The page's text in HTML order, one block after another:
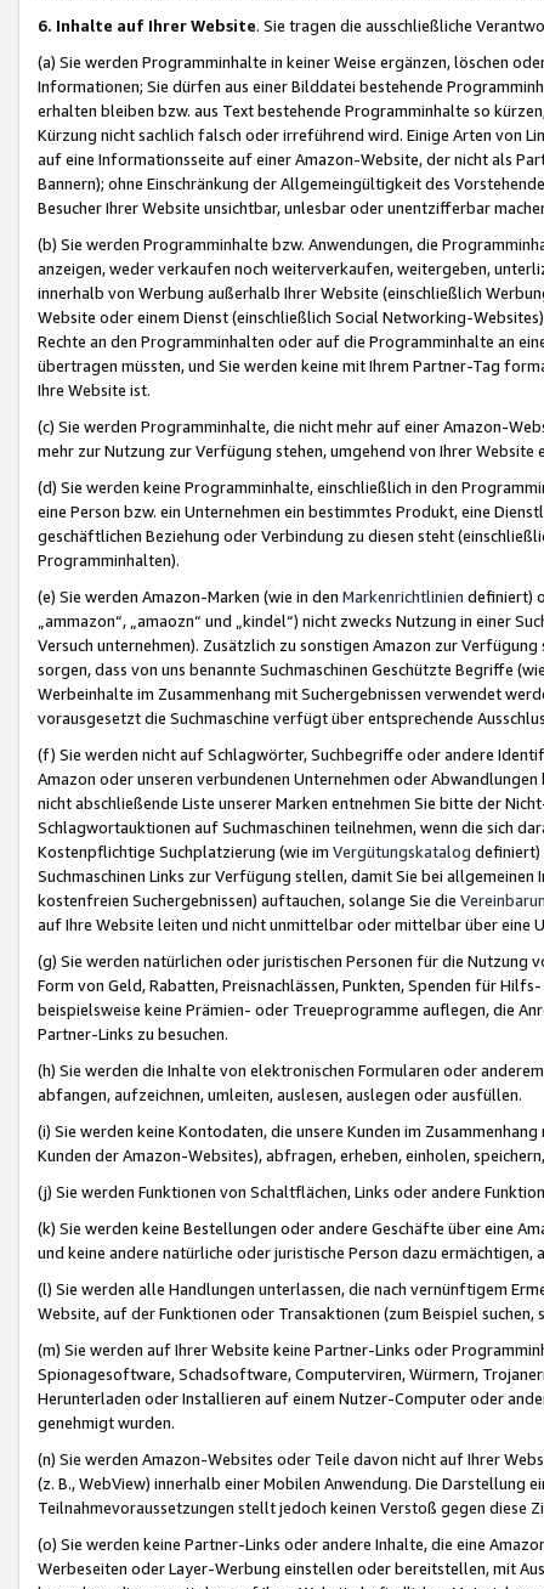
6. Inhalte auf Ihrer Website. Sie tragen die ausschließliche
(a) Sie werden Programminhalte in keiner Weise ergänzen, löschen
Informationen; Sie dürfen aus einer Bilddatei bestehende
erhalten bleiben bzw. aus Text bestehende Programminhalte so
Kürzung nicht sachlich falsch oder irreführend wird. Einige Arten von
auf eine Informationsseite auf einer Amazon-Website, der nicht als
Bannern); ohne Einschränkung der Allgemeingültigkeit des
Besucher Ihrer Website unsichtbar, unlesbar oder unentzifferbar
(b) Sie werden Programminhalte bzw. Anwendungen, die
anzeigen, weder verkaufen noch weiterverkaufen, weitergeben,
innerhalb von Werbung außerhalb Ihrer Website (einschließlich
Website oder einem Dienst (einschließlich Social Networking-
Rechte an den Programminhalten oder auf die Programminhalte an
übertragen müssten, und Sie werden keine mit Ihrem Partner-Tag
Ihre Website ist.
(c) Sie werden Programminhalte, die nicht mehr auf einer Amazon-
mehr zur Nutzung zur Verfügung stehen, umgehend von Ihrer
(d) Sie werden keine Programminhalte, einschließlich in den
eine Person bzw. ein Unternehmen ein bestimmtes Produkt, eine
geschäftlichen Beziehung oder Verbindung zu diesen steht
Programminhalten).
(e) Sie werden Amazon-Marken (wie in den Markenrichtlinien definiert)
„ammazon“, „amaozn“ und „kindel“) nicht zwecks Nutzung in einer
Versuch unternehmen). Zusätzlich zu sonstigen Amazon zur
sorgen, dass von uns benannte Suchmaschinen Geschützte Begriffe
Werbeinhalte im Zusammenhang mit Suchergebnissen verwendet
vorausgesetzt die Suchmaschine verfügt über entsprechende
(f) Sie werden nicht auf Schlagwörter, Suchbegriffe oder andere
Amazon oder unseren verbundenen Unternehmen oder
nicht abschließende Liste unserer Marken entnehmen Sie bitte der
Schlagwortauktionen auf Suchmaschinen teilnehmen, wenn die sich
Kostenpflichtige Suchplatzierung (wie im Vergütungskatalog definiert)
Suchmaschinen Links zur Verfügung stellen, damit Sie bei
kostenfreien Suchergebnissen) auftauchen, solange Sie die
auf Ihre Website leiten und nicht unmittelbar oder mittelbar über eine
(g) Sie werden natürlichen oder juristischen Personen für die Nutzung
Form von Geld, Rabatten, Preisnachlässen, Punkten, Spenden für
beispielsweise keine Prämien- oder Treueprogramme auflegen, die
Partner-Links zu besuchen.
(h) Sie werden die Inhalte von elektronischen Formularen oder
abfangen, aufzeichnen, umleiten, auslesen, auslegen oder ausfüllen.
(i) Sie werden keine Kontodaten, die unsere Kunden im
Kunden der Amazon-Websites), abfragen, erheben, einholen,
(j) Sie werden Funktionen von Schaltflächen, Links oder andere
(k) Sie werden keine Bestellungen oder andere Geschäfte über eine
und keine andere natürliche oder juristische Person dazu
(l) Sie werden alle Handlungen unterlassen, die nach vernünftigem
Website, auf der Funktionen oder Transaktionen (zum Beispiel
(m) Sie werden auf Ihrer Website keine Partner-Links oder
Spionagesoftware, Schadsoftware, Computerviren, Würmern,
Herunterladen oder Installieren auf einem Nutzer-Computer oder
genehmigt wurden.
(n) Sie werden Amazon-Websites oder Teile davon nicht auf Ihrer
(z. B., WebView) innerhalb einer Mobilen Anwendung. Die Darstellung
Teilnahmevoraussetzungen stellt jedoch keinen Verstoß gegen diese
(o) Sie werden keine Partner-Links oder andere Inhalte, die eine
Werbeseiten oder Layer-Werbung einstellen oder bereitstellen, mit